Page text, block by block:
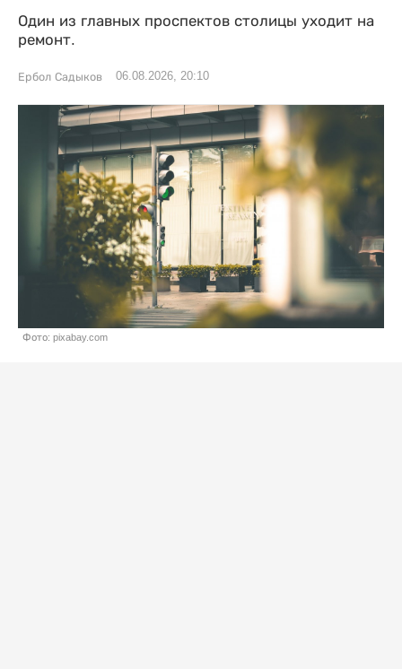
Один из главных проспектов столицы уходит на
ремонт.
Ербол Садыков 06.08.2026, 20:10
Фото: pixabay.com